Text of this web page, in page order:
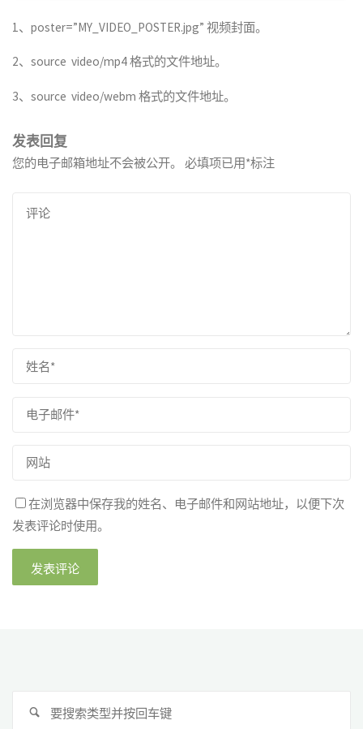
1、poster=”MY_VIDEO_POSTER.jpg” 视频封面。
2、source video/mp4 格式的文件地址。
3、source video/webm 格式的文件地址。
发表回复
您的电子邮箱地址不会被公开。 必填项已用*标注
在浏览器中保存我的姓名、电子邮件和网站地址，以便下次
发表评论时使用。
搜